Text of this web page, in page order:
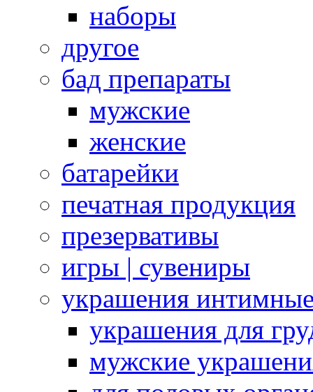
наборы
другое
бад препараты
мужские
женские
батарейки
печатная продукция
презервативы
игры | сувениры
украшения
украшения для
мужские